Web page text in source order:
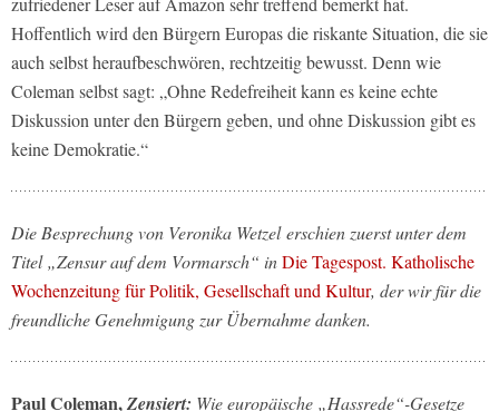
Hoffentlich wird den Bürgern Europas die riskante Situation, die sie
auch selbst heraufbeschwören, rechtzeitig bewusst. Denn wie
Coleman selbst sagt: „Ohne Redefreiheit kann es keine echte
Diskussion unter den Bürgern geben, und ohne Diskussion gibt es
keine Demokratie.“
Die Besprechung von Veronika Wetzel erschien zuerst unter dem
Titel „Zensur auf dem Vormarsch“ inDie Tagespost. Katholische
Wochenzeitung für Politik, Gesellschaft und Kultur, der wir für die
freundliche Genehmigung zur Übernahme danken.
Paul Coleman,Zensiert: Wie europäische „Hassrede“-Gesetze